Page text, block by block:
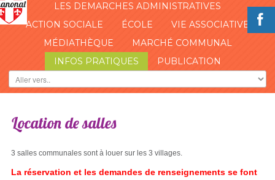
LES DEMARCHES ADMINISTRATIVES
ACTION SOCIALE
ÉCOLE
VIE ASSOCIATIVE
MÉDIATHÈQUE
MARCHÉ COMMUNAL
INFOS PRATIQUES
PUBLICATION
Locationdesalles
3 salles communales sont à louer sur les 3 villages.
La réservation et les demandes de renseignements se font